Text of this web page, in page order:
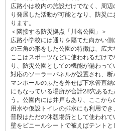
広路小は校内の施設だけでなく、周
り発展した活動が可能となり、防災
ります。
＜隣接する防災拠点「川名公園」＞
広路小学校には通りを隔てた向かい
の三角の形をした公園の特徴は、広大
ここはスポーツなどに使われるだけ
り、防災公園としての機能が備わっ
対応のソーラーパネルが設置され、断
マンホールのふたを外せば下水管直
にもなっている場所が合計28穴ある
う。公園内には井戸もあり、ここか
用水や仮設トイレの排水にも利用でき
普段はただの休憩場所として使われ
壁をビニールシートで被えばテント